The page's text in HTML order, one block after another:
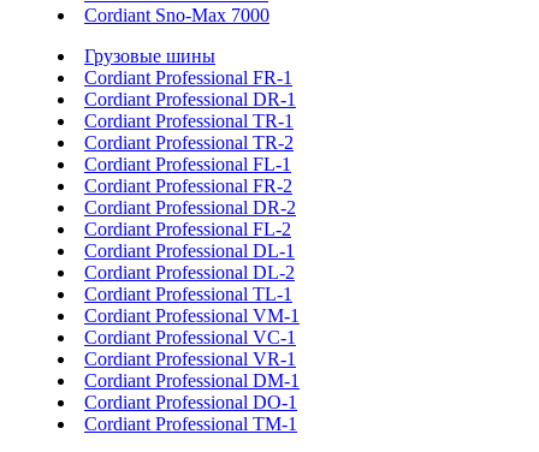
Cordiant Sno-Max 7000
Грузовые шины
Cordiant Professional FR-1
Cordiant Professional DR-1
Cordiant Professional TR-1
Cordiant Professional TR-2
Cordiant Professional FL-1
Cordiant Professional FR-2
Cordiant Professional DR-2
Cordiant Professional FL-2
Cordiant Professional DL-1
Cordiant Professional DL-2
Cordiant Professional TL-1
Cordiant Professional VM-1
Cordiant Professional VC-1
Cordiant Professional VR-1
Cordiant Professional DM-1
Cordiant Professional DO-1
Cordiant Professional TM-1